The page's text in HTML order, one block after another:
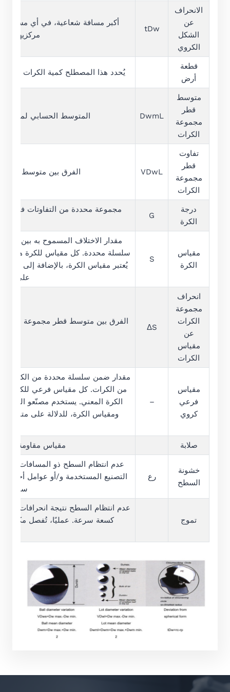
الانحراف
عن
الشكل
الكروي
tDw
أكبر مسافة شعاعية، في أي مستوى
مركزيهما
قطعة
أرض
يُحدد هذا المصطلح كمية الكرات
متوسط
قطر
مجموعة
الكرات
DwmL المتوسط الحسابي
تفاوت
قطر
مجموعة
الكرات
VDwL الفرق بين متوسط
درجة
الكرة
G
مجموعة محددة من التفاوتات في
مقياس
الكرة
S
مقدار الاختلاف المسموح به بين
سلسلة محددة. كل مقياس للكرة هو
يُعتبر مقياس الكرة، بالإضافة إلى
على
انحراف
مجموعة
الكرات
عن
مقياس
الكرات
ΔS
مقياس
فرعي
كروي
–
مقدار ضمن سلسلة محددة من الكميات،
من الكرات. كل مقياس فرعي للكرة
الكرة المعني. يستخدم مصنّعو الكرات
ومقياس الكرة، للدلالة على متوسط
صلابة مقياس مقاومة
خشونة
السطح
رع
عدم انتظام السطح ذو المسافات
التصنيع المستخدمة و/أو عوامل أخرى.
سبيل
تموج
عدم انتظام السطح نتيجة انحرافات
كسعة سرعة. عمليًا، تُفصل